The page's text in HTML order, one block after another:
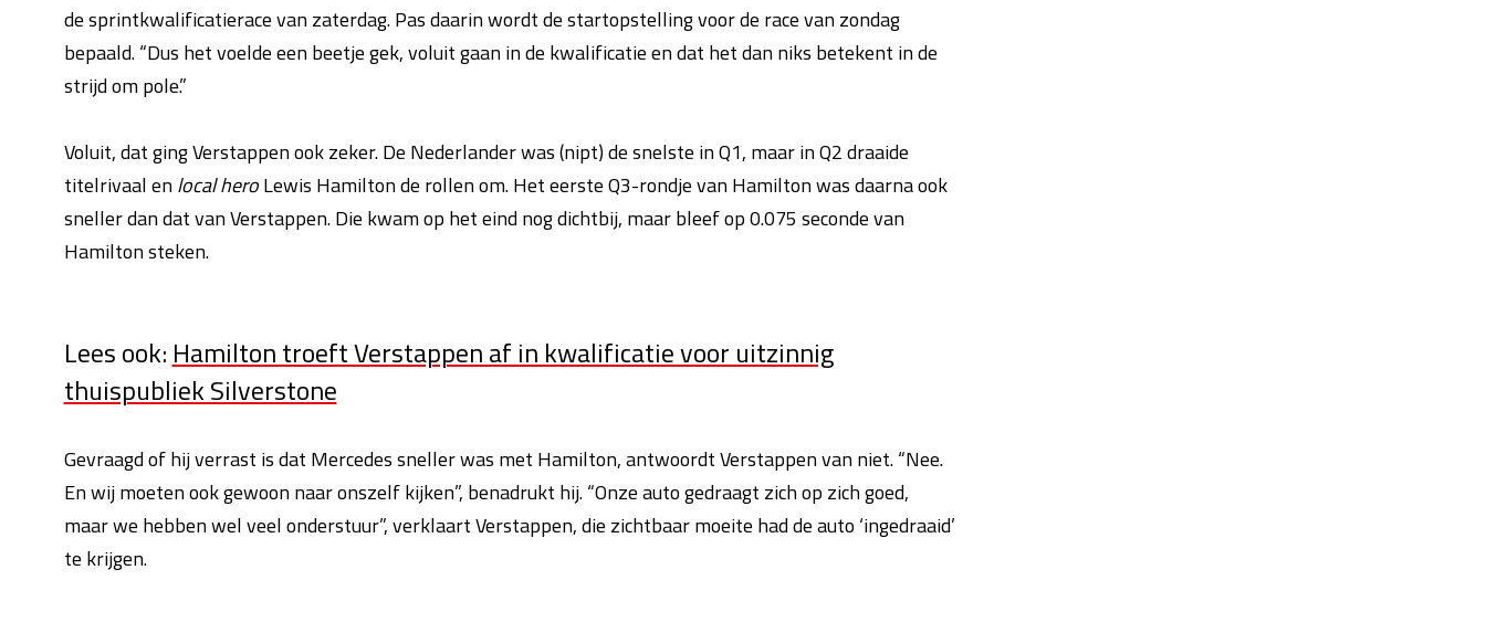
de sprintkwalificatierace van zaterdag. Pas daarin wordt de startopstelling voor de race van zondag
bepaald. “Dus het voelde een beetje gek, voluit gaan in de kwalificatie en dat het dan niks betekent in de
strijd om pole.”
Voluit, dat ging Verstappen ook zeker. De Nederlander was (nipt) de snelste in Q1, maar in Q2 draaide
titelrivaal enlocal heroLewis Hamilton de rollen om. Het eerste Q3-rondje van Hamilton was daarna ook
sneller dan dat van Verstappen. Die kwam op het eind nog dichtbij, maar bleef op 0.075 seconde van
Hamilton steken.
Lees ook: Hamilton troeft Verstappen af in kwalificatie voor uitzinnig
thuispubliek Silverstone
Gevraagd of hij verrast is dat Mercedes sneller was met Hamilton, antwoordt Verstappen van niet. “Nee.
En wij moeten ook gewoon naar onszelf kijken”, benadrukt hij. “Onze auto gedraagt zich op zich goed,
maar we hebben wel veel onderstuur”, verklaart Verstappen, die zichtbaar moeite had de auto ‘ingedraaid’
te krijgen.